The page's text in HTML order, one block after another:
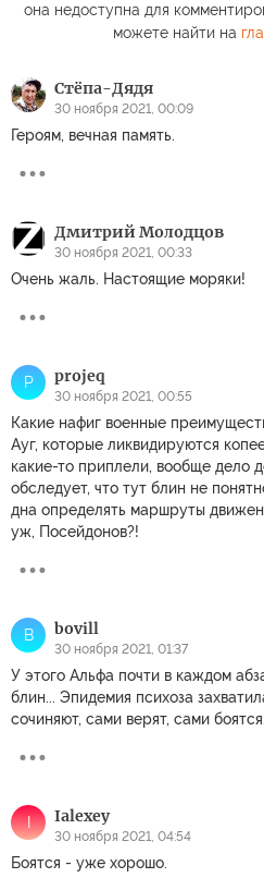
она недоступна для
можете найти на
Стёпа-Дядя
30 ноября 2021, 00:09
Героям, вечная память.
Дмитрий Молодцов
30 ноября 2021, 00:33
Очень жаль. Настоящие моряки!
P projeq
30 ноября 2021, 00:55
Какие нафиг военные
Ауг, которые ликвидируются
какие-то приплели, вообще дело
обследует, что тут блин не
дна определять маршруты
уж, Посейдонов?!
B bovill
30 ноября 2021, 01:37
У этого Альфа почти в каждом
блин... Эпидемия психоза
сочиняют, сами верят, сами
I Ialexey
30 ноября 2021, 04:54
Боятся - уже хорошо.